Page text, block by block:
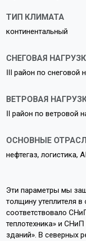
ТИП КЛИМАТА
континентальный
СНЕГОВАЯ
III район по снеговой
ВЕТРОВАЯ
II район по ветровой
ОСНОВНЫЕ
нефтегаз, логистика,
Эти параметры мы
толщину утеплителя
соответствовало
теплотехника» и
зданий». В северных